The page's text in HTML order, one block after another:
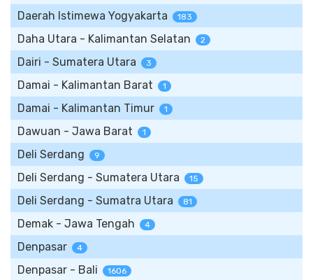
Daerah Istimewa Yogyakarta 183
Daha Utara - Kalimantan Selatan 2
Dairi - Sumatera Utara 3
Damai - Kalimantan Barat 1
Damai - Kalimantan Timur 1
Dawuan - Jawa Barat 1
Deli Serdang 9
Deli Serdang - Sumatera Utara 15
Deli Serdang - Sumatra Utara 81
Demak - Jawa Tengah 4
Denpasar 4
Denpasar - Bali 1606